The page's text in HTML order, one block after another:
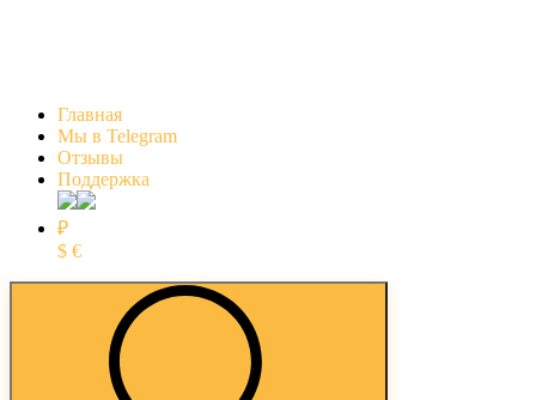
Главная
Мы в Telegram
Отзывы
Поддержка
₽
$ €